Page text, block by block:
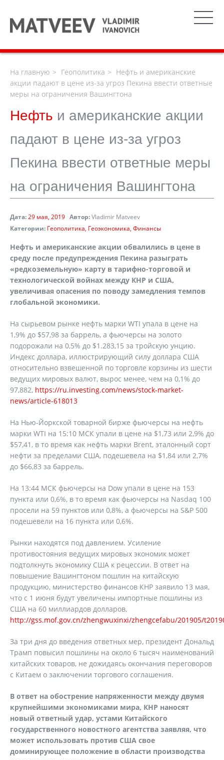
На главную Геополитика
Нефть и американские
акции падают в цене из-за угроз Пекина ввести ответные
меры на ограничения Вашингтона
Нефть и американские акции
падают в цене из-за угроз
Пекина ввести ответные меры
на ограничения Вашингтона
Дата:29 мая, 2019 Автор:Vladimir Matveev
Категории: Геополитика Геоэкономика Финансы
Нефть и американские акции обвалились в цене в
среду после предупреждения Пекина разыграть
«редкоземельную» карту в тарифно-торговой и
технологической войнах между КНР и США,
увеличивая опасения по поводу замедления темпов
глобальной экономики.
На сырьевом рынке нефть марки WTI упала в цене на
1,9% до $57,98 за баррель, а фьючерсы на золото
подорожали на 0,5% до $1.283,15 за тройскую унцию.
Индекс доллара, иллюстрирующий силу доллара США
относительно взвешенной по торговле корзины из шести
ведущих мировых валют, вырос менее, чем на 0,1% до
97,882, https://ru.investing.com/news/stock-market-
news/article-618013
На Нью-Йоркской товарной бирже фьючерсы на нефть
марки WTI на 15:10 МСК упали в цене на $1,73 или 2,9% до
$57,41, в то время как нефть марки Brent, эталонный сорт
нефти за пределами США, подешевела на $1,84 или 2,7%
до $66,83 за баррель.
На 13:44 МСК фьючерсы на Dow упали в цене на 153
пункта или 0,6%, в то время как фьючерсы на Nasdaq 100
просели на 59 пунктов или 0,8%, а фьючерсы на S&P 500
подешевели на 16 пункта или 0,6%.
Рынки находятся под давлением. Усиление
противостояния ведущих мировых экономик может
подтолкнуть экономику США к рецессии. В ответ на
повышение Вашингтоном пошлин на китайскую
продукцию, министерство финансов КНР заявило 13 мая,
что с 1 июня будут увеличены импортные пошлины из
США на 60 миллиардов долларов,
http://gss.mof.gov.cn/zhengwuxinxi/zhengcefabu/201905/
За три дня до введения ответных мер, президент Дональд
Трамп повысил пошлины на около 6 тысяч наименований
китайских товаров, не дожидаясь окончания переговоров
с Китаем о заключении торгового соглашения.
В ответ на обострение напряженности между двумя
крупнейшими экономиками мира, КНР наносят
новый ответный удар, устами Китайского
государственного новостного агентства заявляя, что
может использовать против США свое
доминирующее положение в области производства